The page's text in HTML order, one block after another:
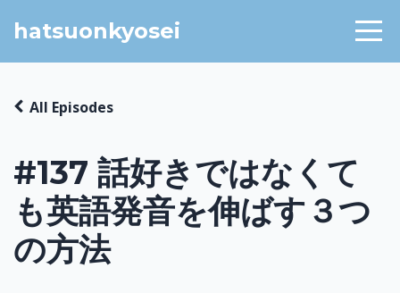
hatsuonkyosei
#137 話好きではなくて
も英語発音を伸ばす３つ
の方法
All Episodes